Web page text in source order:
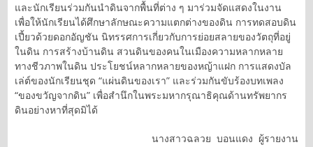
และนักเรียนร่วมกันนำดินจากพื้นที่ต่าง ๆ มาร่วมจัดแสดงในงาน
เพื่อให้นักเรียนได้ศึกษาลักษณะความแตกต่างของดิน การทดสอบดิน
เปี้ยวด้วยดอกอัญชัน นิทรรศการเกี่ยวกับการย่อยสลายของวัตถุที่อยู่
ในดิน การสร้างบ้านดิน สวนดินของคนในเมืองความหลากหลาย
ทางชีวภาพในดิน ประโยชน์หลากหลายของหญ้าแฝก การแสดงบัล
เล่ต์ของนักเรียนชุด “แผ่นดินของเรา” และร่วมกันขับร้องบทเพลง
“ของขวัญจากดิน” เพื่อสำนึกในพระมหากรุณาธิคุณด้านทรัพยากร
ดินอย่างหาที่สุดมิได้
นางสาวฉลวย บอนแดง ผู้รายงาน